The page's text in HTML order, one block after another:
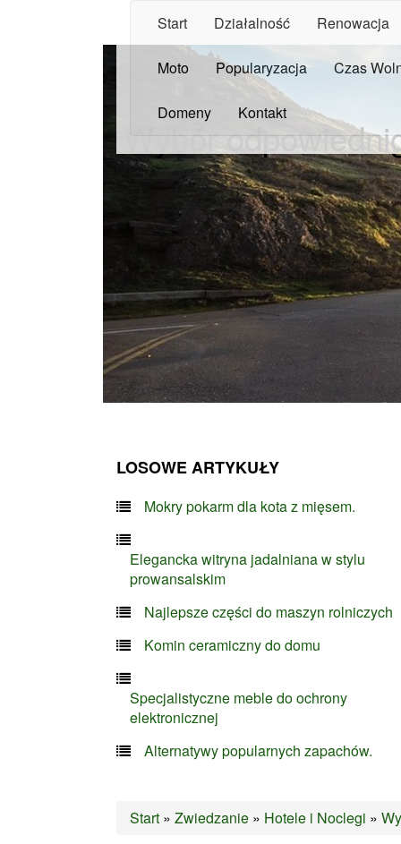
Start Działalność Renowacja
Moto Popularyzacja Czas
Domeny Kontakt
Wybór
LOSOWE ARTYKUŁY
Mokry pokarm dla kota z mięsem.
Elegancka witryna jadalniana w stylu
prowansalskim
Najlepsze części do maszyn rolniczych
Komin ceramiczny do domu
Specjalistyczne meble do ochrony
elektronicznej
Alternatywy popularnych zapachów.
Start » Zwiedzanie » Hotele i Noclegi »